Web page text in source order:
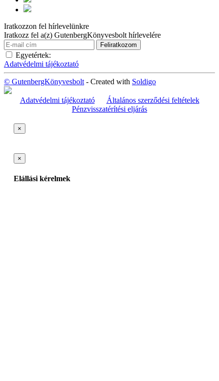
Iratkozzon fel hírlevelünkre
Iratkozz fel a(z) GutenbergKönyvesbolt hírlevelére
Egyetértek:
Adatvédelmi tájékoztató
© GutenbergKönyvesbolt - Created with Soldigo
Adatvédelmi tájékoztató
Általános szerződési feltételek
Pénzvisszatérítési eljárás
×
×
Elállási kérelmek